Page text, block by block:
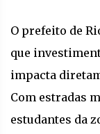
O prefeito de
que
impacta
Com estradas
estudantes da